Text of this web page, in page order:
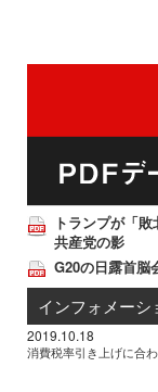
トランプが「
共産党の影
G20の日露首脳
インフォメーシ
2019.10.18
消費税率引き上げに合